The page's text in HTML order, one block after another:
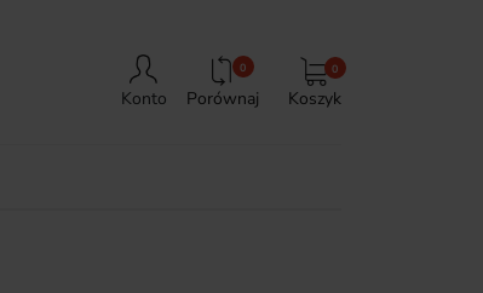
Konto
0
Porównaj Koszyk
0